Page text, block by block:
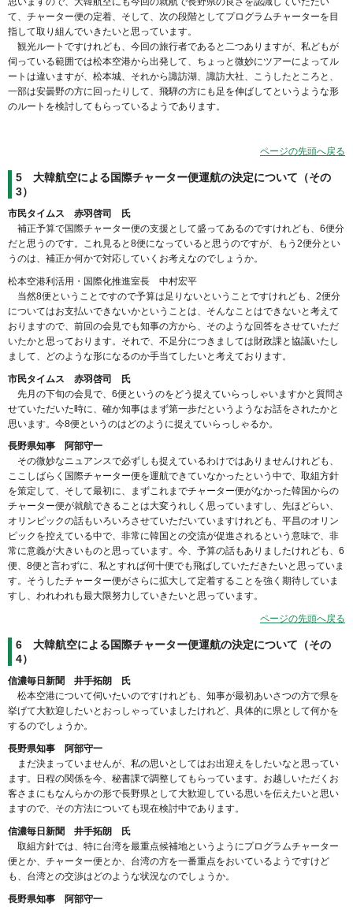
て、チャーター便の定着、そして、次の段階としてプログラムチャーターを目
指して取り組んでいきたいと思っています。
観光ルートですけれども、今回の旅行者であると二つありますが、私どもが
伺っている範囲では松本空港から出発して、ちょっと微妙にツアーによってル
ートは違いますが、松本城、それから諏訪湖、諏訪大社、こうしたところと、
一部は安曇野の方に回ったりして、飛騨の方にも足を伸ばしてというような形
のルートを検討してもらっているようであります。
ページの先頭へ戻る
5 大韓航空による国際チャーター便運航の決定について（その
3）
市民タイムス 赤羽啓司 氏
補正予算で国際チャーター便の支援として盛ってあるのですけれども、6便分
だと思うのです。これ見ると8便になっていると思うのですが、もう2便分とい
うのは、補正か何かで対応していくお考えなのでしょうか。
松本空港利活用・国際化推進室長 中村宏平
当然8便ということですので予算は足りないということですけれども、2便分
についてはお支払いできないかということは、そんなことはできないと考えて
おりますので、前回の会見でも知事の方から、そのような回答をさせていただ
いたかと思っております。それで、不足分につきましては財政課と協議いたし
まして、どのような形になるのか手当てしたいと考えております。
市民タイムス 赤羽啓司 氏
先月の下旬の会見で、6便というのをどう捉えていらっしゃいますかと質問さ
せていただいた時に、確か知事はまず第一歩だというようなお話をされたかと
思います。今8便というのはどのように捉えていらっしゃるか。
長野県知事 阿部守一
その微妙なニュアンスで必ずしも捉えているわけではありませんけれども、
ここしばらく国際チャーター便を運航できていなかったという中で、取組方針
を策定して、そして最初に、まずこれまでチャーター便がなかった韓国からの
チャーター便が就航できることは大変うれしく思っていますし、先ほどらい、
オリンピックの話もいろいろさせていただいていますけれども、平昌のオリン
ピックを控えている中で、非常に韓国との交流が促進されるという意味で、非
常に意義が大きいものと思っています。今、予算の話もありましたけれども、6
便、8便と言わずに、私とすれば何十便でも飛ばしていただきたいと思っていま
す。そうしたチャーター便がさらに拡大して定着することを強く期待していま
すし、われわれも最大限努力していきたいと思っています。
ページの先頭へ戻る
6 大韓航空による国際チャーター便運航の決定について（その
4）
信濃毎日新聞 井手拓朗 氏
松本空港について伺いたいのですけれども、知事が最初あいさつの方で県を
挙げて大歓迎したいとおっしゃっていましたけれど、具体的に県として何かを
するのでしょうか。
長野県知事 阿部守一
まだ決まっていませんが、私の思いとしてはお出迎えをしたいなと思ってい
ます。日程の関係を今、秘書課で調整してもらっています。お越しいただくお
客さまにもなんらかの形で長野県として大歓迎している思いを伝えたいと思い
ますので、その方法についても現在検討中であります。
信濃毎日新聞 井手拓朗 氏
取組方針では、特に台湾を最重点候補地というようにプログラムチャーター
便とか、チャーター便とか、台湾の方を一番重点をおいているようですけど
も、台湾との交渉はどのような状況なのでしょうか。
長野県知事 阿部守一